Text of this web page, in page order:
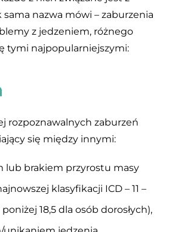
nazwa mówi – zaburzenia
z jedzeniem, różnego
tymi najpopularniejszymi:
rozpoznawalnych zaburzeń
się między innymi:
lub brakiem przyrostu masy
klasyfikacji ICD – 11 –
18,5 dla osób dorosłych),